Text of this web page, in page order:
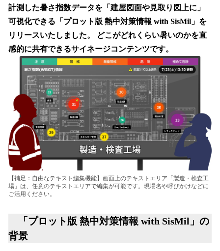
計測した暑さ指数データを「建屋図面や見取り図上に」
可視化できる「プロット版 熱中対策情報 with SisMil」を
リリースいたしました。 どこがどれくらい暑いのかを直
感的に共有できるサイネージコンテンツです。
【補足：自由なテキスト編集機能】画面上のテキストエリア「製造・検査工
場」は、任意のテキストエリアで編集が可能です。現場名や呼びかけなどに
ご活用ください。
「プロット版 熱中対策情報 with SisMil」の
背景